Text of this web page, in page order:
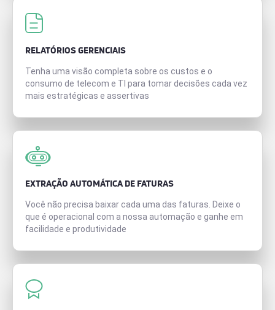
RELATÓRIOS GERENCIAIS
Tenha uma visão completa sobre os custos e o
consumo de telecom e TI para tomar decisões cada vez
mais estratégicas e assertivas
EXTRAÇÃO AUTOMÁTICA DE FATURAS
Você não precisa baixar cada uma das faturas. Deixe o
que é operacional com a nossa automação e ganhe em
facilidade e produtividade